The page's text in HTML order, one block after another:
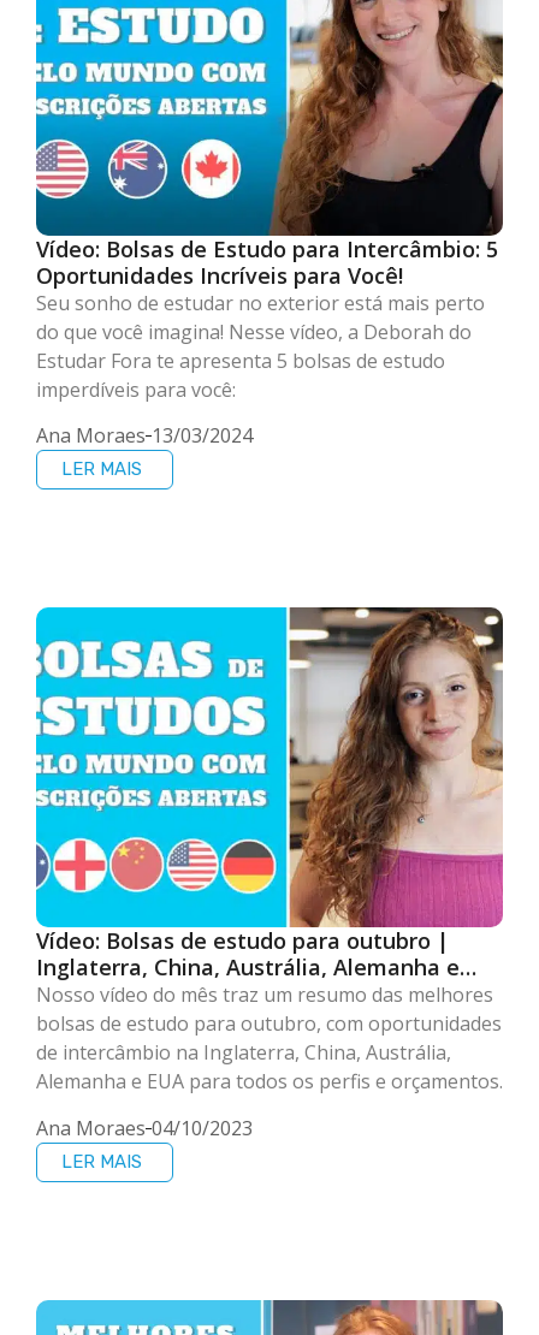
Vídeo: Bolsas de Estudo para Intercâmbio: 5
Oportunidades Incríveis para Você!
Seu sonho de estudar no exterior está mais perto
do que você imagina! Nesse vídeo, a Deborah do
Estudar Fora te apresenta 5 bolsas de estudo
imperdíveis para você:
Ana Moraes 13/03/2024
LER MAIS
Vídeo: Bolsas de estudo para outubro |
Inglaterra, China, Austrália, Alemanha e
EUA
Nosso vídeo do mês traz um resumo das melhores
bolsas de estudo para outubro, com oportunidades
de intercâmbio na Inglaterra, China, Austrália,
Alemanha e EUA para todos os perfis e orçamentos.
Ana Moraes 04/10/2023
LER MAIS